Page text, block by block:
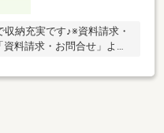
納充実です♪※資料請求・
料請求・お問合せ」より